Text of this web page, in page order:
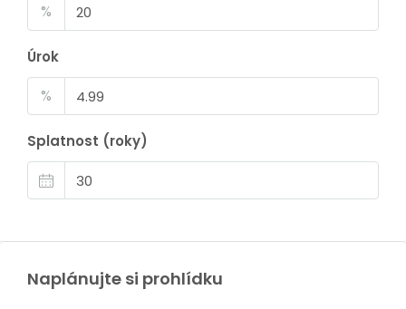
%
Úrok
%
Splatnost (roky)
Naplánujte si prohlídku